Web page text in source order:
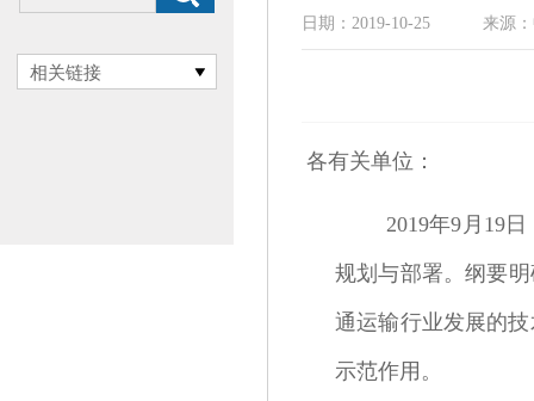
相关链接
日期：2019-10-25 来源
各有关单位：
2019年9月19
规划与部署。纲要
通运输行业发展的
示范作用。